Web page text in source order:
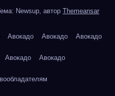
Newsup, автор Themeansar
Авокадо Авокадо Авокадо
Авокадо Авокадо